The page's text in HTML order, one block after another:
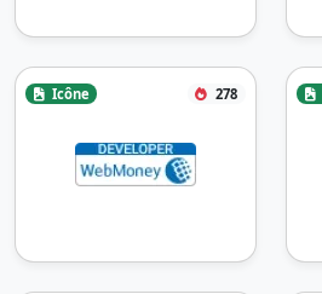
Icône 278